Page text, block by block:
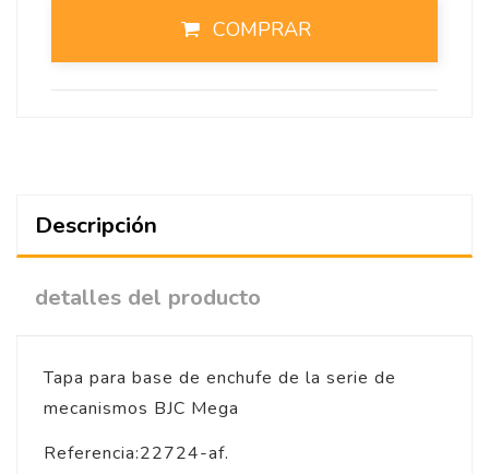
COMPRAR
Descripción
detalles del producto
Tapa para base de enchufe de la serie de
mecanismos BJC Mega
Referencia:22724-af.